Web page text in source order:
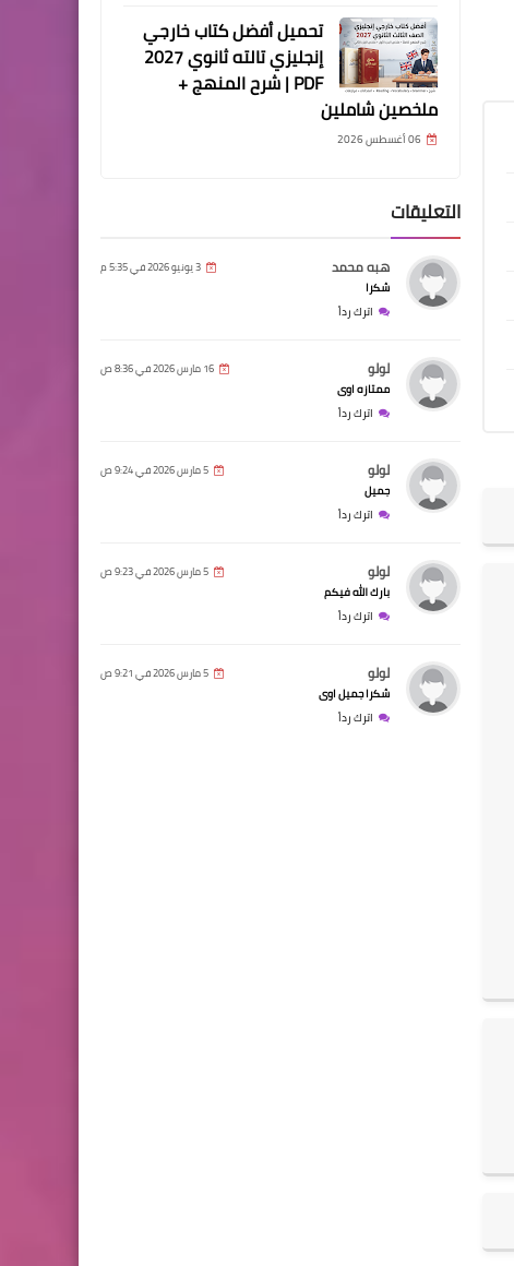
تحميل أفضل كتاب خارجي
إنجليزي تالته ثانوي 2027
PDF | شرح المنهج +
ملخصين شاملين
06 أغسطس 2026
التعليقات
هبه محمد 3 يونيو 2026 في 5:35 م
شكرا
اترك رداً
لولو 16 مارس 2026 في 8:36 ص
ممتازه اوى
اترك رداً
لولو 5 مارس 2026 في 9:24 ص
جميل
اترك رداً
لولو 5 مارس 2026 في 9:23 ص
بارك الله فيكم
اترك رداً
لولو 5 مارس 2026 في 9:21 ص
شكرا جميل اوى
اترك رداً